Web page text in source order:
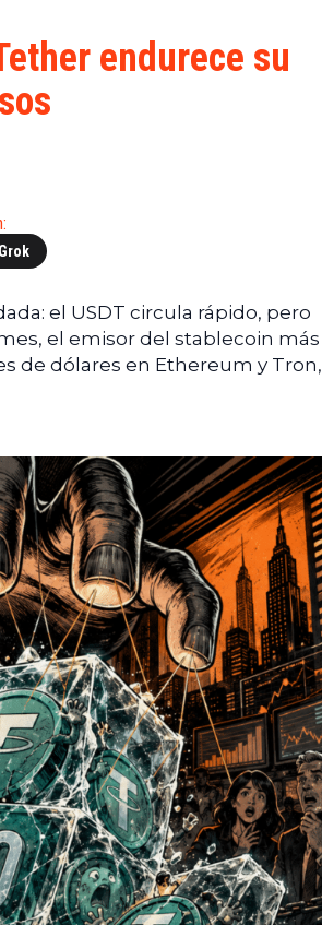
Guía
Trading
endurece su
Grok
el USDT circula rápido, pero
el emisor del stablecoin más
de dólares en Ethereum y Tron,